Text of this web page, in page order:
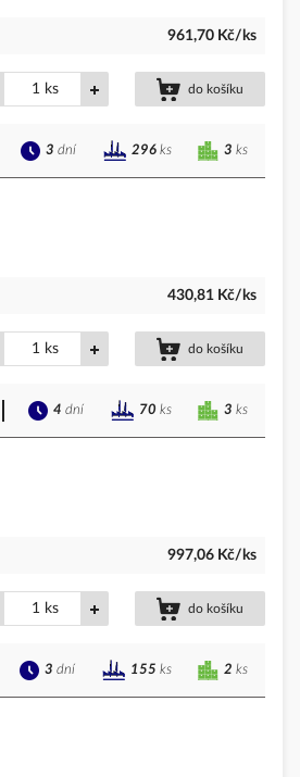
961,70 Kč/ks
ks do košíku
3 ks
3 dní 296 ks
430,81 Kč/ks
ks do košíku
3 ks
4 dní 70 ks
997,06 Kč/ks
ks do košíku
2 ks
3 dní 155 ks